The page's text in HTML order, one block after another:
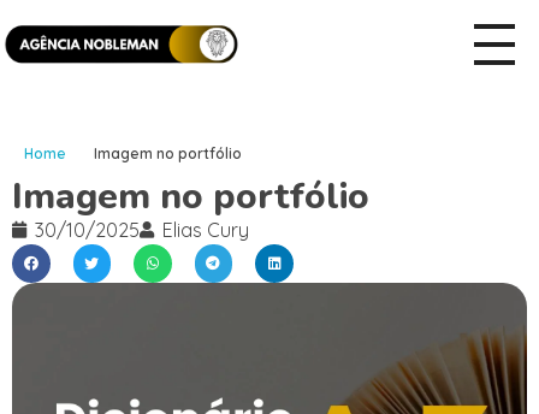
Home Imagem no portfólio
Imagem no portfólio
30/10/2025 Elias Cury